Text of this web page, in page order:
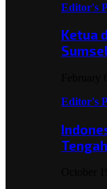
Editor's
Ketua
Editor's